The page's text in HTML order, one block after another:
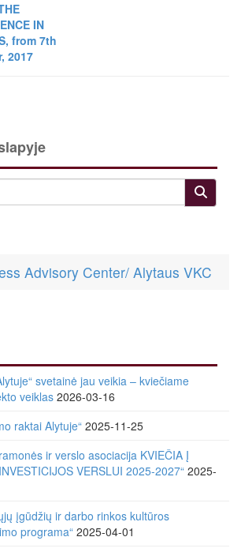
IN
from 7th
2017
Advisory Center/ Alytaus VKC
svetainė jau veikia – kviečiame
veiklas 2026-03-16
raktai Alytuje“ 2025-11-25
ir verslo asociacija KVIEČIA Į
VERSLUI 2025-2027“ 2025-
įgūdžių ir darbo rinkos kultūros
programa“ 2025-04-01